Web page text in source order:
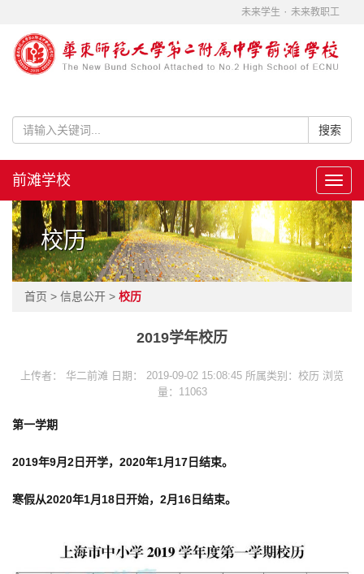
未来学生 · 未来教职工
前滩学校
校历
首页 > 信息公开 > 校历
2019学年校历
上传者： 华二前滩 日期： 2019-09-02 15:08:45 所属类别：校历 浏览
量：11063
第一学期
2019年9月2日开学， 2020年1月17日结束。
寒假从2020年1月18日开始， 2月16日结束。